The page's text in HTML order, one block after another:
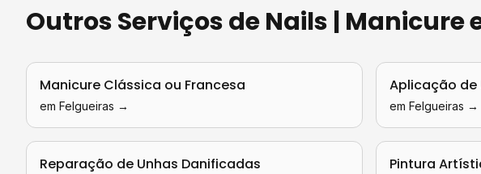
Outros Serviços deNails | Manicure
Manicure Clássica ou Francesa
em Felgueiras →
Aplicação de
em Felgueiras →
Reparação de Unhas Danificadas Pintura